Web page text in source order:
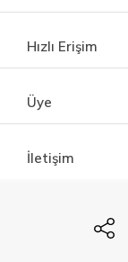
Hızlı Erişim
Üye
İletişim